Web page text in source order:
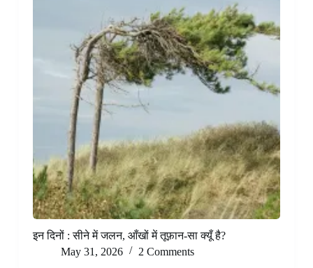
इन दिनों : सीने में जलन, आँखों में तूफ़ान-सा क्यूँ है?
May 31, 2026
2 Comments